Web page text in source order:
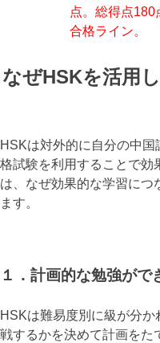
点。総得点180
合格ライン。
なぜHSKを活用
HSKは対外的に自分の中
格試験を利用することで効
は、なぜ効果的な学習につ
ます。
１．計画的な勉強がで
HSKは難易度別に級が分
戦するかを決めて計画をた